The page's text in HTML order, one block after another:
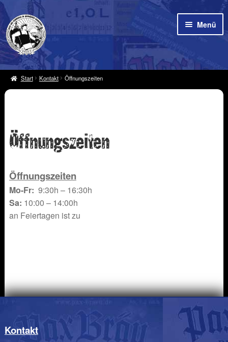
Zur
Navigation
springen
Zum
Inhalt
springen
Menü
Pax Bräu
Biere
News
Shop
Start Kontakt Öffnungszeiten
Öffnungszeiten
Öffnungszeiten
Mo-Fr: 9:30h – 16:30h
Sa: 10:00 – 14:00h
an Feiertagen ist zu
Kontakt